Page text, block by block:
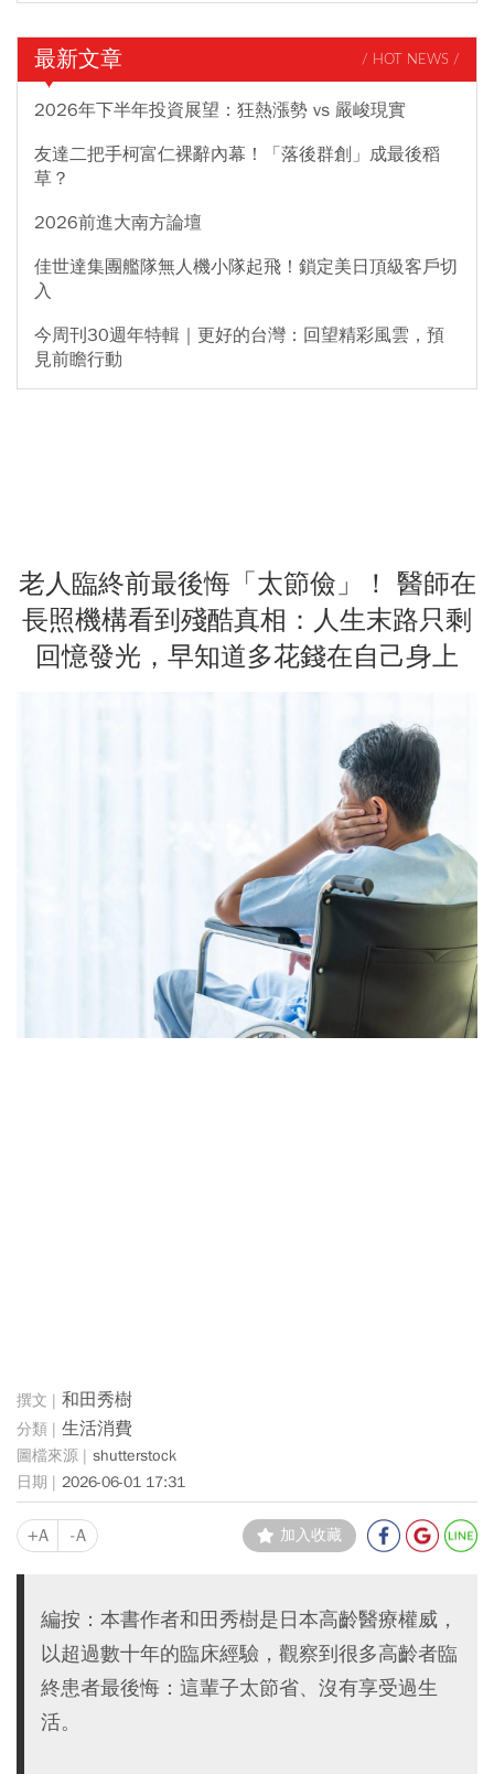
最新文章 / HOT NEWS /
2026年下半年投資展望：狂熱漲勢 vs 嚴峻現實
友達二把手柯富仁裸辭內幕！「落後群創」成最後稻
草？
2026前進大南方論壇
佳世達集團艦隊無人機小隊起飛！鎖定美日頂級客戶切
入
今周刊30週年特輯｜更好的台灣：回望精彩風雲，預
見前瞻行動
老人臨終前最後悔「太節儉」！ 醫師在
長照機構看到殘酷真相：人生末路只剩
回憶發光，早知道多花錢在自己身上
和田秀樹
生活消費
shutterstock
2026-06-01 17:31
+A -A 加入收藏
編按：本書作者和田秀樹是日本高齡醫療權威，
以超過數十年的臨床經驗，觀察到很多高齡者臨
終患者最後悔：這輩子太節省、沒有享受過生
活。